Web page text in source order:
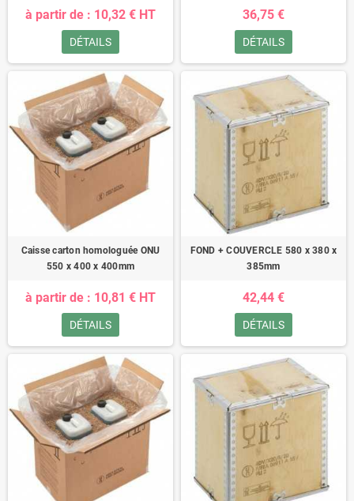
à partir de : 10,32 € HT
DÉTAILS
36,75 €
DÉTAILS
Caisse carton homologuée ONU
550 x 400 x 400mm
à partir de : 10,81 € HT
DÉTAILS
FOND + COUVERCLE 580 x 380 x
385mm
42,44 €
DÉTAILS